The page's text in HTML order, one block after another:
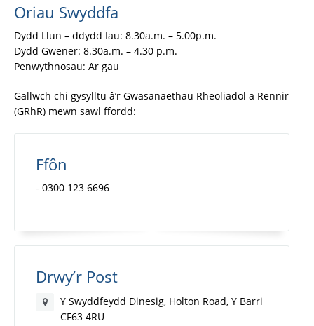
Oriau Swyddfa
Dydd Llun – ddydd Iau: 8.30a.m. – 5.00p.m.
Dydd Gwener: 8.30a.m. – 4.30 p.m.
Penwythnosau: Ar gau
Gallwch chi gysylltu â’r Gwasanaethau Rheoliadol a Rennir
(GRhR) mewn sawl ffordd:
Ffôn
- 0300 123 6696
Drwy’r Post
Y Swyddfeydd Dinesig, Holton Road, Y Barri
CF63 4RU